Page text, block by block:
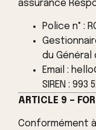
assurance
Police n° :
du Général
Email :
SIREN :
ARTICLE 9 –
Conformément à